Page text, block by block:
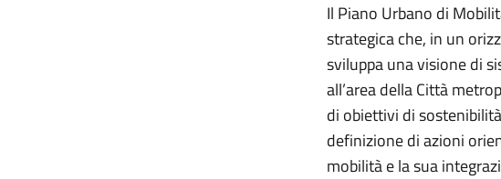
Il Piano Urbano di
strategica che, in un
sviluppa una visione di
all’area della Città
di obiettivi di
definizione di azioni
mobilità e la sua